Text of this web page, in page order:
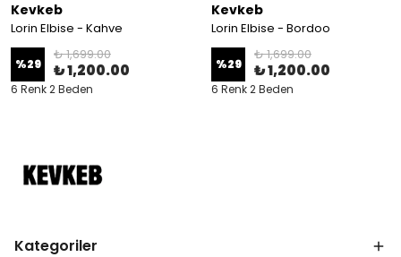
Kevkeb
Lorin Elbise - Kahve
%29
₺ 1,699.00
₺ 1,200.00
6 Renk 2 Beden
Kevkeb
Lorin Elbise - Bordoo
%29
₺ 1,699.00
₺ 1,200.00
6 Renk 2 Beden
Kategoriler